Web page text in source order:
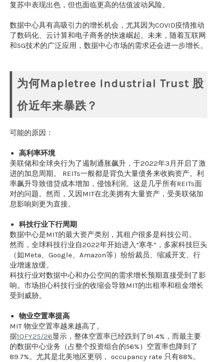
复苏中表现出色，但也面临更高的估值波动风险。
数据中心具有高吸引力的增长机会，尤其因为COVID疫情推动
了数码化、云计算和电子商务的快速崛起。未来，随着互联网
和5G技术的广泛应用，数据中心市场的需求还会进一步增长。
为何Mapletree Industrial Trust 股
价近年来暴跌？
可能的原因：
高利率环境
美联储和全球央行为了遏制通胀飙升，于2022年3月开启了激
进的加息周期。 REITs一般都是背负大量债务来收购资产。利
率飙升导致借贷成本增加，侵蚀利润。这是几乎所有REITs面
对的问题。然而，又因MIT在北美拥有大量资产，受美联储加
息影响则更为直接。
科技行业下行周期
数据中心是MIT的最大资产类别，其租户很多是科技公司。
然而，全球科技行业自2022年开始进入“寒冬”，多家科技巨头
（如Meta、Google、Amazon等）纷纷裁员、缩减开支、行
业增速放缓。
科技行业对数据中心和办公空间的需求增长预期直接受到了影
响。市场担心科技行业的收缩会导致MIT的出租率和租金增长
受到威胁。
物业空置率提高
MIT 物业空置率越来越高了。
据1QFY25/26显示，整体空置率已经跌到了91.4%，而最主要
的数据中心业务（占整个投资组合的56%）空置率也降到了
89.7%。尤其是北美地区更弱， occupancy rate 只有88%。